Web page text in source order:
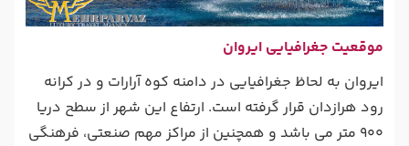
موقعیت جغرافیایی ایروان
ایروان به لحاظ جغرافیایی در دامنه کوه آرارات و در کرانه
رود هرازدان قرار گرفته است. ارتفاع این شهر از سطح دریا
900 متر می باشد و همچنین از مراکز مهم صنعتی، فرهنگی